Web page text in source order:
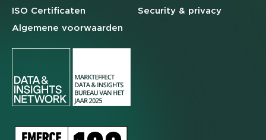
ISO Certificaten
Algemene voorwaarden
Security & privacy